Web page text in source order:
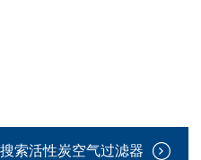
索活性炭空气过滤器